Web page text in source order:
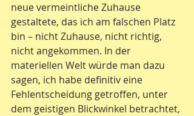
neue vermeintliche Zuhause
gestaltete, das ich am falschen Platz
bin – nicht Zuhause, nicht richtig,
nicht angekommen. In der
materiellen Welt würde man dazu
sagen, ich habe definitiv eine
Fehlentscheidung getroffen, unter
dem geistigen Blickwinkel betrachtet,